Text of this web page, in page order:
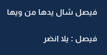
فيصل شال يدها من ويها
فيصل : يلا انضر